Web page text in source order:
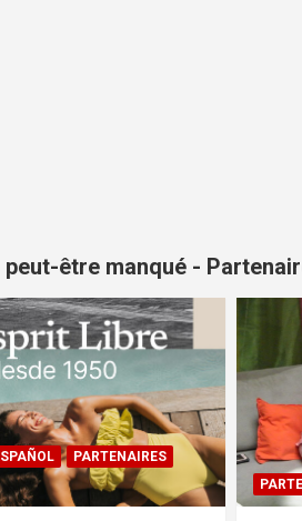
être manqué -
PARTENAIRES